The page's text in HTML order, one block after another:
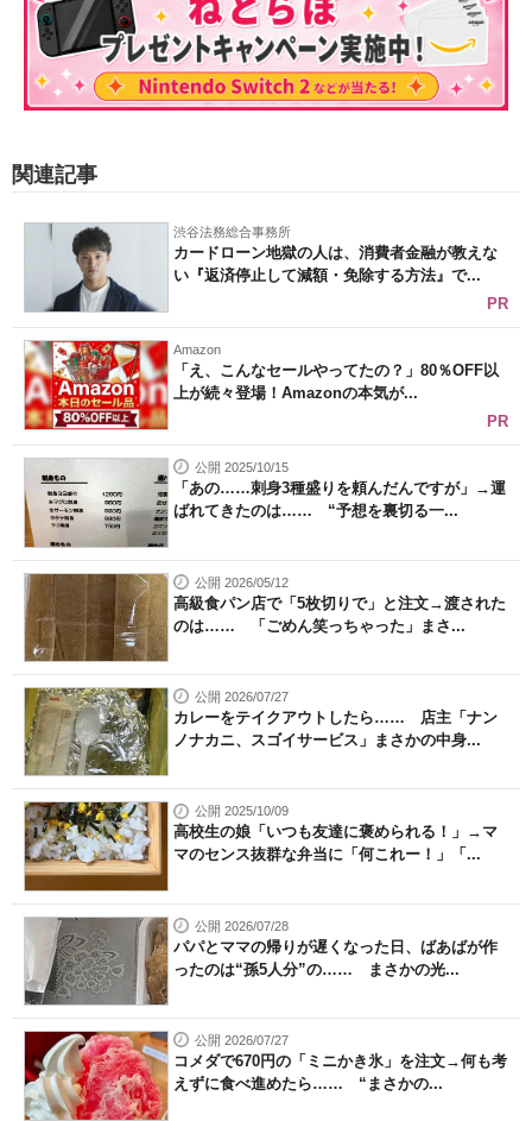
関連記事
渋谷法務総合事務所
カードローン地獄の人は、消費者金融が教えな
い『返済停止して減額・免除する方法』で...
PR
Amazon
「え、こんなセールやってたの？」80％OFF以
上が続々登場！Amazonの本気が...
PR
公開 2025/10/15
「あの……刺身3種盛りを頼んだんですが」→運
ばれてきたのは…… “予想を裏切る一...
公開 2026/05/12
高級食パン店で「5枚切りで」と注文→渡された
のは…… 「ごめん笑っちゃった」まさ...
公開 2026/07/27
カレーをテイクアウトしたら…… 店主「ナン
ノナカニ、スゴイサービス」まさかの中身...
公開 2025/10/09
高校生の娘「いつも友達に褒められる！」→マ
マのセンス抜群な弁当に「何これー！」「...
公開 2026/07/28
パパとママの帰りが遅くなった日、ばあばが作
ったのは“孫5人分”の…… まさかの光...
公開 2026/07/27
コメダで670円の「ミニかき氷」を注文→何も考
えずに食べ進めたら…… “まさかの...